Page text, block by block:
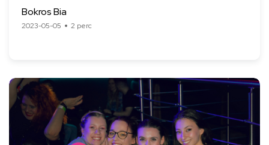
Bokros Bia
2023-05-05 2 perc